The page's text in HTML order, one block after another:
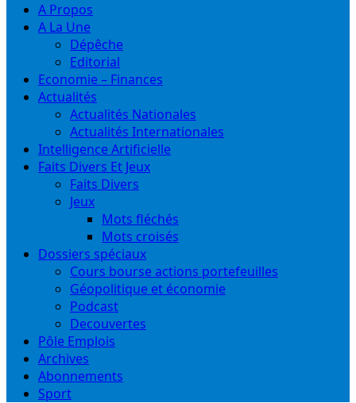
A Propos
A La Une
Dépêche
Editorial
Economie – Finances
Actualités
Actualités Nationales
Actualités Internationales
Intelligence Artificielle
Faits Divers Et Jeux
Faits Divers
Jeux
Mots fléchés
Mots croisés
Dossiers spéciaux
Cours bourse actions portefeuilles
Géopolitique et économie
Podcast
Decouvertes
Pôle Emplois
Archives
Abonnements
Sport